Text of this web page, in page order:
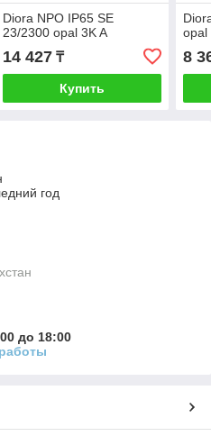
Diora NPO IP65 SE
23/2300 opal 3K A
14 427₸
Купить
opal
8
год
до 18:00